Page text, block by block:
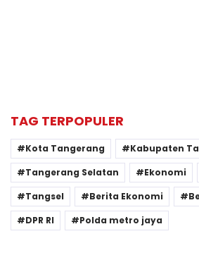
TAG TERPOPULER
Kota Tangerang
Kabupaten
Tangerang Selatan
Ekonomi
Tangsel
Berita Ekonomi
DPR RI
Polda metro jaya